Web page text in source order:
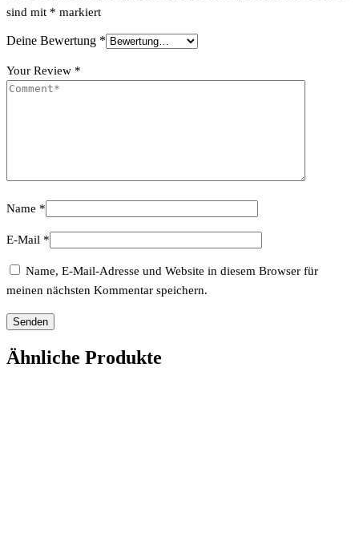
sind mit * markiert
Deine Bewertung *
Your Review *
Name *
E-Mail *
Name, E-Mail-Adresse und Website in diesem Browser für
meinen nächsten Kommentar speichern.
Ähnliche Produkte